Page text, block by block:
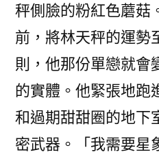
秤側臉的粉紅色蘑菇
前，將林天秤的運勢
則，他那份單戀就會
的實體。他緊張地跑
和過期甜甜圈的地下
密武器。「我需要星